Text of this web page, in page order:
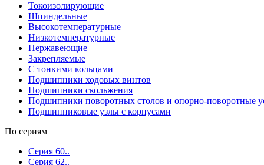
Токоизолирующие
Шпиндельные
Высокотемпературные
Низкотемпературные
Нержавеющие
Закрепляемые
С тонкими кольцами
Подшипники ходовых винтов
Подшипники скольжения
Подшипники поворотных столов и опорно-поворотные
Подшипниковые узлы с корпусами
По сериям
Серия 60..
Серия 62..